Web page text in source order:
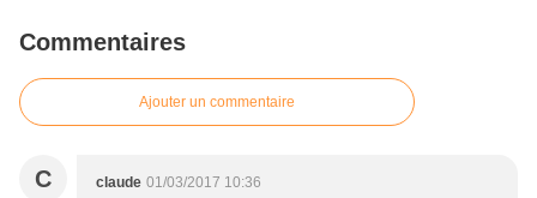
Commentaires
Ajouter un commentaire
C claude 01/03/2017 10:36